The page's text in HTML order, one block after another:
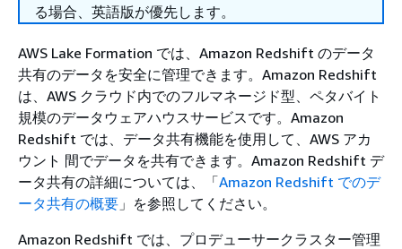
る場合、英語版が優先します。
AWS Lake Formation では、Amazon Redshift のデータ
共有のデータを安全に管理できます。Amazon Redshift
は、AWS クラウド内でのフルマネージド型、ペタバイト
規模のデータウェアハウスサービスです。Amazon
Redshift では、データ共有機能を使用して、AWS アカ
ウント 間でデータを共有できます。Amazon Redshift デ
ータ共有の詳細については、「Amazon Redshift でのデ
ータ共有の概要 」を参照してください。
Amazon Redshift では、プロデューサークラスター管理